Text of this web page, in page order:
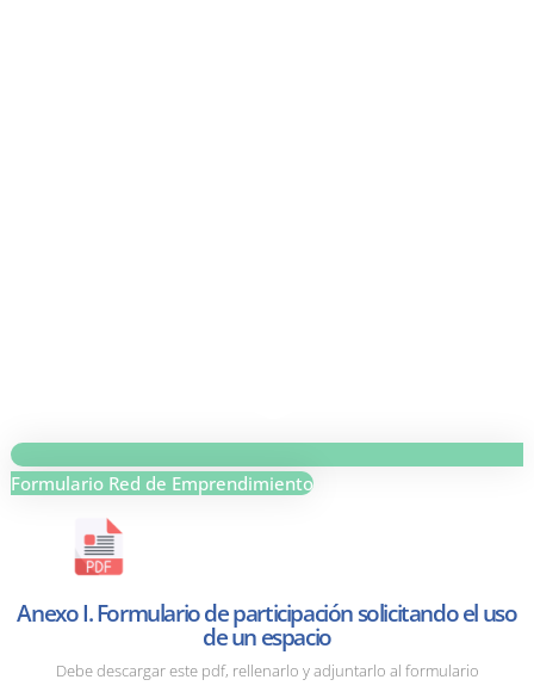
Formulario Red de Emprendimiento
Anexo I. Formulario de participación solicitando el uso
de un espacio
Debe descargar este pdf, rellenarlo y adjuntarlo al formulario